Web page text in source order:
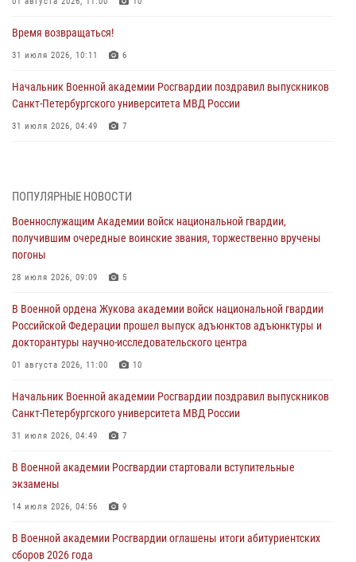
Время возвращаться!
31 июля 2026, 10:11 6
Начальник Военной академии Росгвардии поздравил выпускников
Санкт-Петербургского университета МВД России
31 июля 2026, 04:49 7
Росгвардии - князя Владимира
Военнослужащим Академии войск национальной гвардии,
получившим очередные воинские звания, торжественно вручены
погоны
В Военной академии Росгвардии оглашены итоги абитуриентских
сборов 2026 года
27 июля 2026, 14:49 7
Военная академия информирует!
ПОПУЛЯРНЫЕ НОВОСТИ
Военнослужащим Академии войск национальной гвардии,
получившим очередные воинские звания, торжественно вручены
погоны
28 июля 2026, 09:09 5
В Военной ордена Жукова академии войск национальной гвардии
Российской Федерации прошел выпуск адъюнктов адъюнктуры и
докторантуры научно-исследовательского центра
01 августа 2026, 11:00 10
Начальник Военной академии Росгвардии поздравил выпускников
Санкт-Петербургского университета МВД России
31 июля 2026, 04:49 7
В Военной академии Росгвардии стартовали вступительные
экзамены
14 июля 2026, 04:56 9
В Военной академии Росгвардии оглашены итоги абитуриентских
сборов 2026 года